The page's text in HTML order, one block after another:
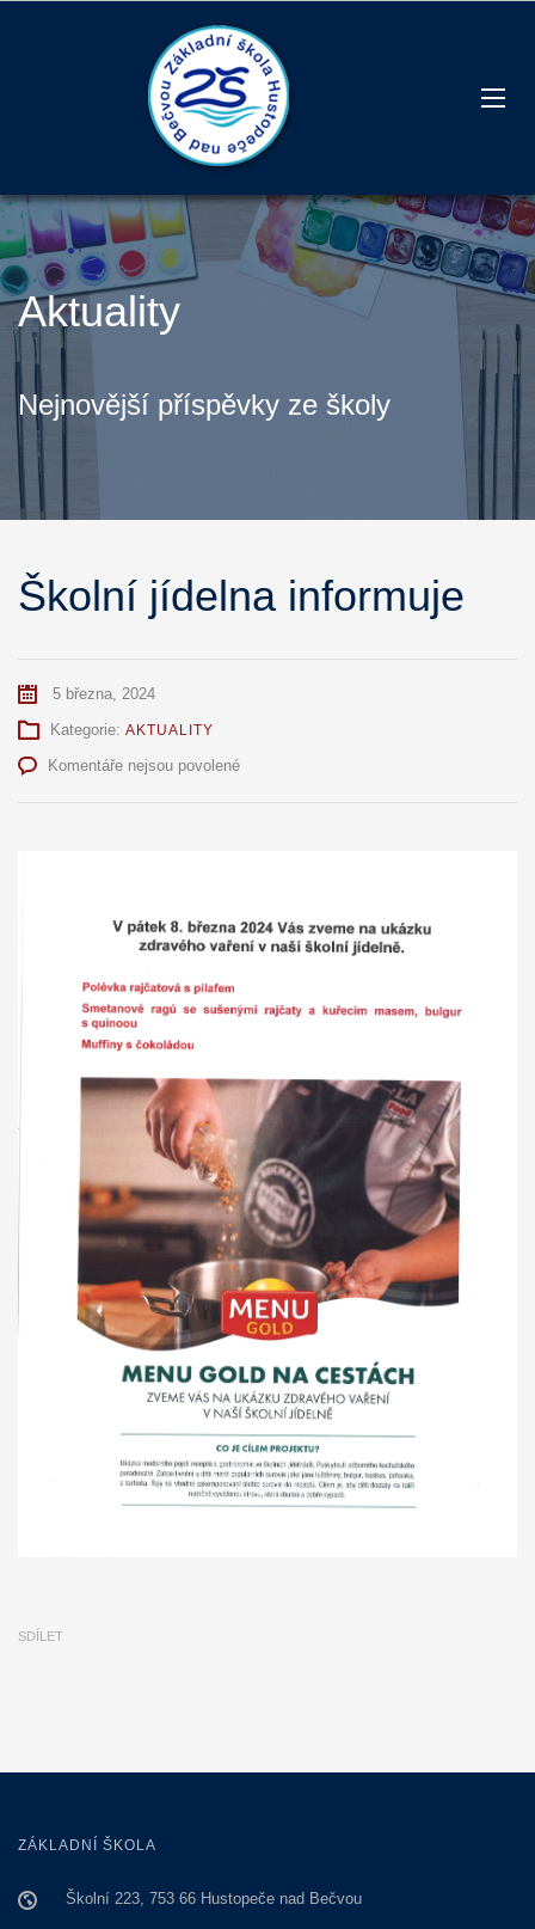
Aktuality
Nejnovější příspěvky ze školy
Školní jídelna informuje
5 března, 2024
Kategorie: AKTUALITY
Komentáře nejsou povolenéu
SDÍLET
ZÁKLADNÍ ŠKOLA
Školní 223, 753 66 Hustopeče nad Bečvou